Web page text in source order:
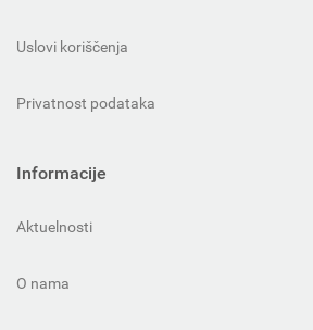
Uslovi koriščenja
Privatnost podataka
Informacije
Aktuelnosti
O nama